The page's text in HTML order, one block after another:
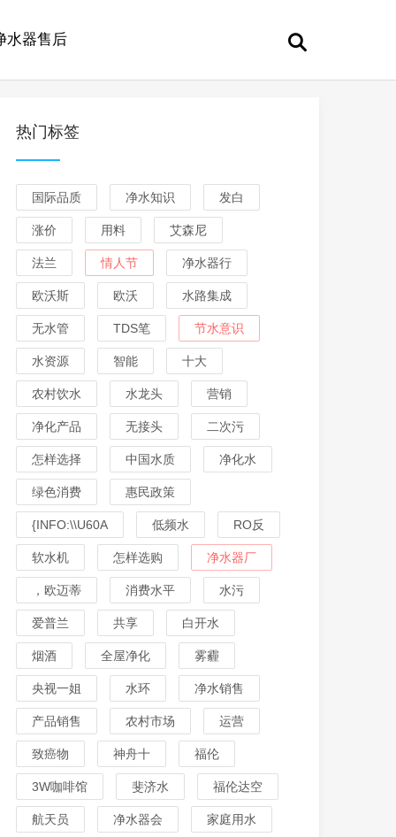
水器售后
热门标签
国际品质 净水知识 发白
涨价 用料 艾森尼
法兰 情人节 净水器行
欧沃斯 欧沃 水路集成
无水管 TDS笔 节水意识
水资源 智能 十大
农村饮水 水龙头 营销
净化产品 无接头 二次污
怎样选择 中国水质 净化水
绿色消费 惠民政策
{INFO:\\U60A 低频水 RO反
软水机 怎样选购 净水器厂
，欧迈蒂 消费水平 水污
爱普兰 共享 白开水
烟酒 全屋净化 雾霾
央视一姐 水环 净水销售
产品销售 农村市场 运营
致癌物 神舟十 福伦
3W咖啡馆 斐济水 福伦达空
航天员 净水器会 家庭用水